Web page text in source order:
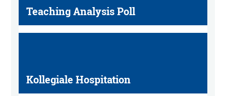
Teaching Analysis Poll
Kollegiale Hospitation